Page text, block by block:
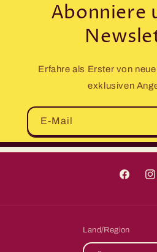
Abonniere
Erfahre als Erster von
exklusiven
E-Mail
Facebook
Land/Region